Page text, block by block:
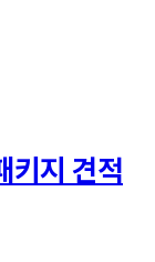
키지 견적